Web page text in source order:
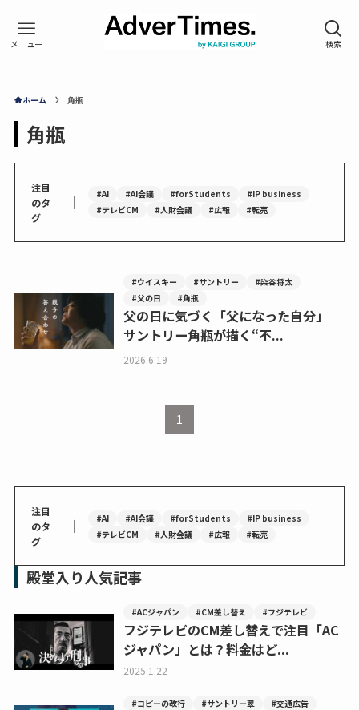
ホーム 角瓶
角瓶
注目
のタ
グ
｜ #AI #AI会議 #forStudents
#IP business
#テレビCM
#人財会議 #広報 #転売
#ウイスキー #サントリー
#染谷将太
#父の日
#角瓶
父の日に気づく「父になった自分」
サントリー角瓶が描く“不...
2026.6.19
1
注目
のタ
グ
｜ #AI #AI会議 #forStudents
#IP business
#テレビCM
#人財会議 #広報 #転売
殿堂入り人気記事
#ACジャパン #CM差し替え #フジテレビ
フジテレビのCM差し替えで注目「AC
ジャパン」とは？料金はど...
2025.1.22
#コピーの改行 #サントリー翠 #交通広告